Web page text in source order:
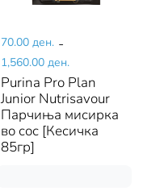
70.00 ден. -
1,560.00 ден.
Purina Pro Plan
Junior Nutrisavour
Парчиња мисирка
во сос [Кесичка
85гр]